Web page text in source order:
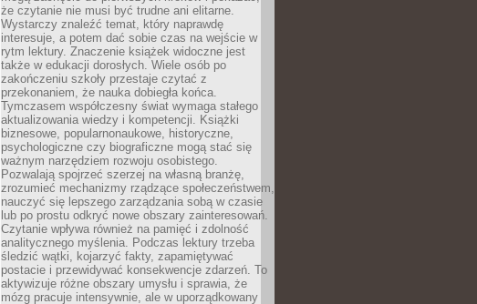
że czytanie nie musi być trudne ani elitarne.
Wystarczy znaleźć temat, który naprawdę
interesuje, a potem dać sobie czas na wejście w
rytm lektury. Znaczenie książek widoczne jest
także w edukacji dorosłych. Wiele osób po
zakończeniu szkoły przestaje czytać z
przekonaniem, że nauka dobiegła końca.
Tymczasem współczesny świat wymaga stałego
aktualizowania wiedzy i kompetencji. Książki
biznesowe, popularnonaukowe, historyczne,
psychologiczne czy biograficzne mogą stać się
ważnym narzędziem rozwoju osobistego.
Pozwalają spojrzeć szerzej na własną branżę,
zrozumieć mechanizmy rządzące społeczeństwem,
nauczyć się lepszego zarządzania sobą w czasie
lub po prostu odkryć nowe obszary zainteresowań.
Czytanie wpływa również na pamięć i zdolność
analitycznego myślenia. Podczas lektury trzeba
śledzić wątki, kojarzyć fakty, zapamiętywać
postacie i przewidywać konsekwencje zdarzeń. To
aktywizuje różne obszary umysłu i sprawia, że
mózg pracuje intensywnie, ale w uporządkowany